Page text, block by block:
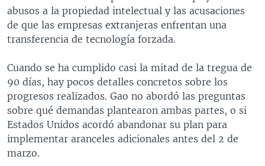
abusos a la propiedad intelectual y las acusaciones
de que las empresas extranjeras enfrentan una
transferencia de tecnología forzada.
Cuando se ha cumplido casi la mitad de la tregua de
90 días, hay pocos detalles concretos sobre los
progresos realizados. Gao no abordó las preguntas
sobre qué demandas plantearon ambas partes, o si
Estados Unidos acordó abandonar su plan para
implementar aranceles adicionales antes del 2 de
marzo.